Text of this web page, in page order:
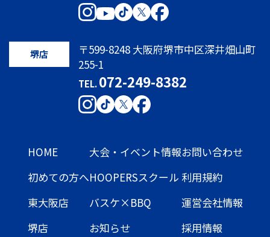
堺店
〒599-8248 大阪府堺市中区深井畑山町
255-1
TEL.072-249-8382
HOME
初めての方へ
東大阪店
堺店
大会・イベント情報
HOOPERSスクール
バスケ×BBQ
お知らせ
お問い合わせ
利用規約
運営会社情報
採用情報